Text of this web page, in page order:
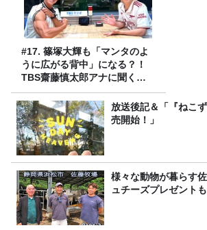
#17. 篠塚大輝も「マンタのよ
うに広がる背中」になる？！
TBS齋藤慎太郎アナに聞くメ
ンズフィジークの魅力！！
放送後記＆「『ねこ
売開始！」
様々な動物が暮らす
ュチーズプレゼントも